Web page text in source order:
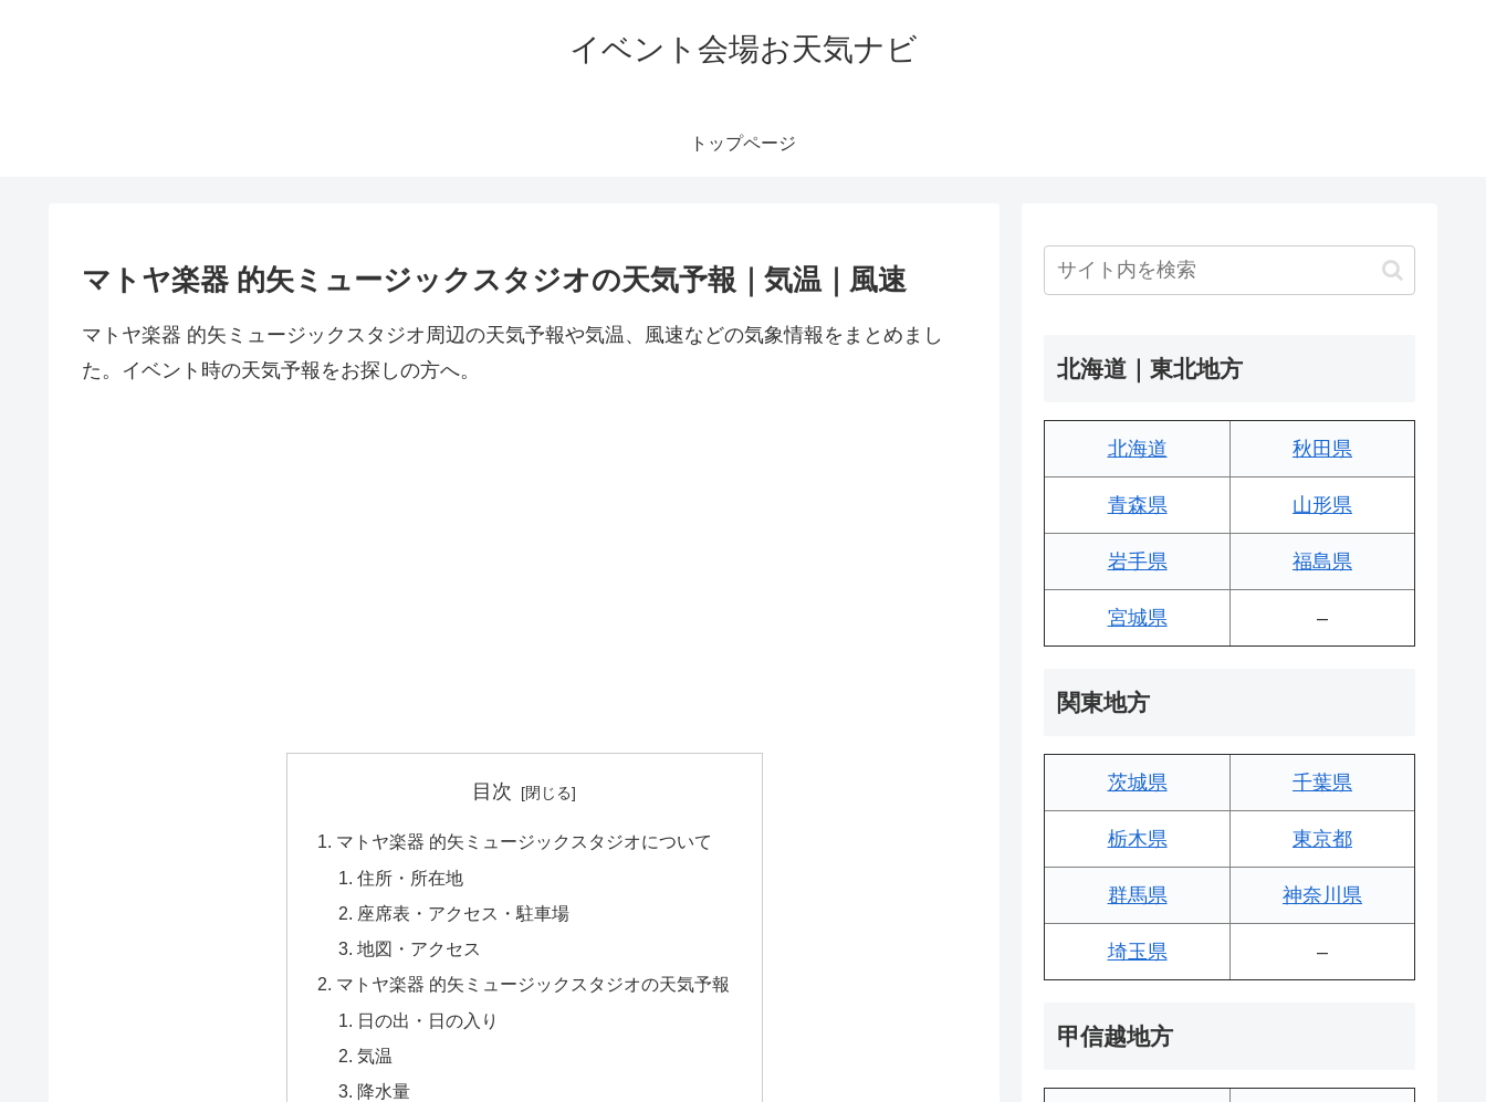
イベント会場お天気ナビ
トップページ
マトヤ楽器 的矢ミュージックスタジオの天気予報｜気温｜風速
マトヤ楽器 的矢ミュージックスタジオ周辺の天気予報や気温、風速などの気象情報をまとめまし
た。イベント時の天気予報をお探しの方へ。
目次
マトヤ楽器 的矢ミュージックスタジオについて
住所・所在地
座席表・アクセス・駐車場
地図・アクセス
マトヤ楽器 的矢ミュージックスタジオの天気予報
日の出・日の入り
気温
降水量
北海道｜東北地方
北海道 秋田県
青森県 山形県
岩手県 福島県
宮城県 –
関東地方
茨城県 千葉県
栃木県 東京都
群馬県 神奈川県
埼玉県 –
甲信越地方